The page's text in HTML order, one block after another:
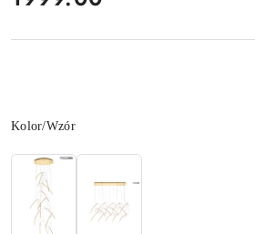
Wariant
Kolor/Wzór